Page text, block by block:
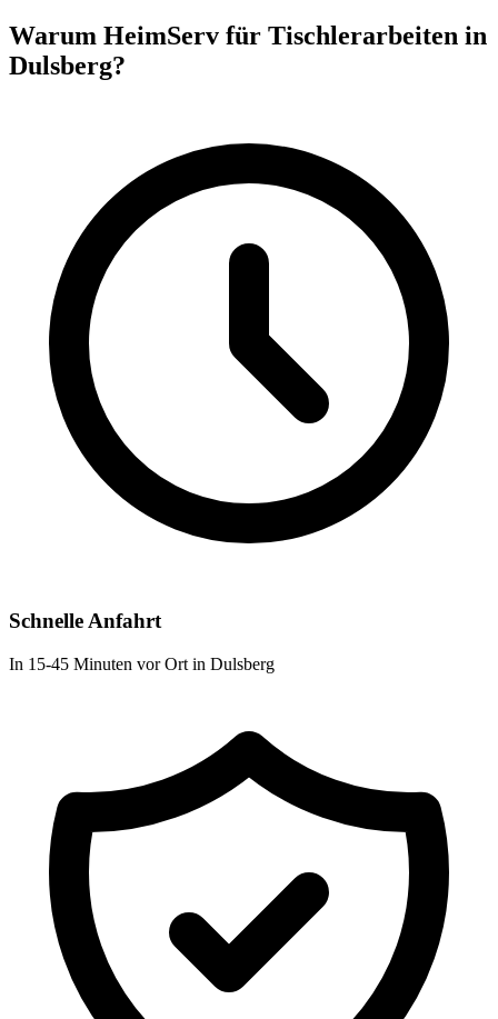
Warum HeimServ für Tischlerarbeiten in
Dulsberg?
Schnelle Anfahrt
In 15-45 Minuten vor Ort in Dulsberg